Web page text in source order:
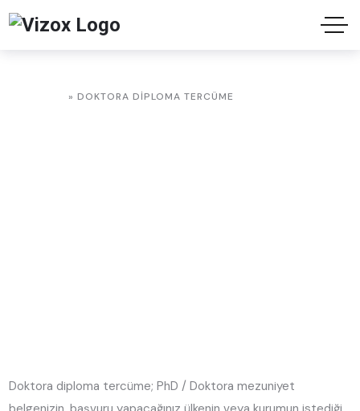
» DOKTORA DIPLOMA TERCÜME
Doktora diploma tercüme; PhD / Doktora mezuniyet